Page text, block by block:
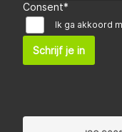
Consent*
Ik ga akkoord
Schrijf je in